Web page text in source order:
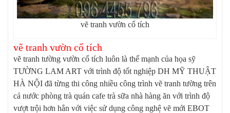
vẽ tranh vườn cổ tích
vẽ tranh vườn cổ tích
vẽ tranh tường vườn cổ tích luôn là thế mạnh của họa sỹ
TƯỜNG LAM ART với trình độ tốt nghiệp DH MỸ THUẬT
HÀ NỘI đã từng thi công nhiều công trình vẽ tranh tường trên
cả nước phòng trà quán cafe trà sữa nhà hàng ăn với trình độ
vượt trội hơn hẳn với việc sử dụng công nghệ vẽ mới EBOT